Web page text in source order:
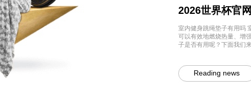
2026世界杯官
室内健身跳绳垫子有用吗
可以有效地燃烧热量、增
子是否有用呢？下面我们
Reading news